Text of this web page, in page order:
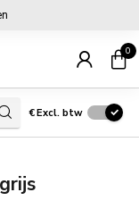
0
€Excl. btw